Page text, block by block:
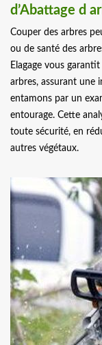
d’Abattage d
Couper des arbres
ou de santé des
Elagage vous
arbres, assurant une
entamons par un
entourage. Cette
toute sécurité, en
autres végétaux.